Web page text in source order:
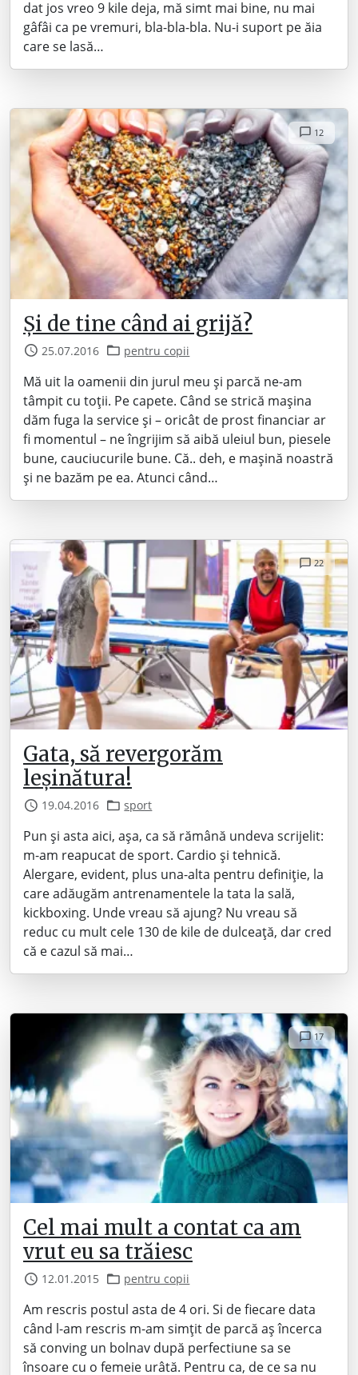
dat jos vreo 9 kile deja, mă simt mai bine, nu mai
gâfâi ca pe vremuri, bla-bla-bla. Nu-i suport pe ăia
care se lasă…
12
Și de tine când ai grijă?
25.07.2016 pentru copii
Mă uit la oamenii din jurul meu și parcă ne-am
tâmpit cu toții. Pe capete. Când se strică mașina
dăm fuga la service și – oricât de prost financiar ar
fi momentul – ne îngrijim să aibă uleiul bun, piesele
bune, cauciucurile bune. Că.. deh, e mașină noastră
și ne bazăm pe ea. Atunci când…
22
Gata, să revergorăm
leșinătura!
19.04.2016 sport
Pun și asta aici, așa, ca să rămână undeva scrijelit:
m-am reapucat de sport. Cardio și tehnică.
Alergare, evident, plus una-alta pentru definiție, la
care adăugăm antrenamentele la tata la sală,
kickboxing. Unde vreau să ajung? Nu vreau să
reduc cu mult cele 130 de kile de dulceață, dar cred
că e cazul să mai…
17
Cel mai mult a contat ca am
vrut eu sa trăiesc
12.01.2015 pentru copii
Am rescris postul asta de 4 ori. Si de fiecare data
când l-am rescris m-am simțit de parcă aș încerca
să conving un bolnav după perfectiune sa se
însoare cu o femeie urâtă. Pentru ca, de ce sa nu